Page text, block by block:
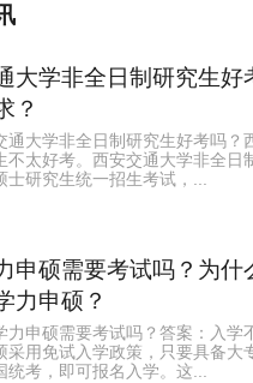
大学非全日制研究生好
？
通大学非全日制研究生好考吗？
不太好考。西安交通大学非全日
士研究生统一招生考试，...
申硕需要考试吗？为什
力申硕？
力申硕需要考试吗？答案：入
采用免试入学政策，只要具备大
统考，即可报名入学。这...